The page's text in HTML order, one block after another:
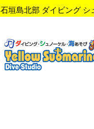
石垣島北部 ダイビング シ